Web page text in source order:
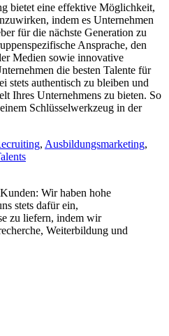
bietet eine effektive Möglichkeit,
indem es Unternehmen
für die nächste Generation zu
Ansprache, den
Medien sowie innovative
die besten Talente für
stets authentisch zu bleiben und
Ihres Unternehmens zu bieten. So
Schlüsselwerkzeug in der
, Ausbildungsmarketing,
Wir haben hohe
stets dafür ein,
zu liefern, indem wir
Weiterbildung und